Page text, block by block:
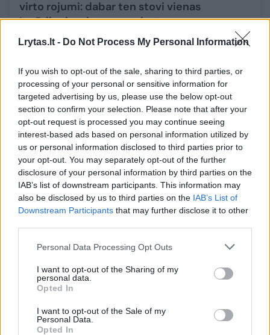
Lrytas.lt - Do Not Process My Personal Information
If you wish to opt-out of the sale, sharing to third parties, or
processing of your personal or sensitive information for
targeted advertising by us, please use the below opt-out
section to confirm your selection. Please note that after your
opt-out request is processed you may continue seeing
interest-based ads based on personal information utilized by
us or personal information disclosed to third parties prior to
your opt-out. You may separately opt-out of the further
disclosure of your personal information by third parties on the
IAB’s list of downstream participants. This information may
also be disclosed by us to third parties on the IAB’s List of
Downstream Participants that may further disclose it to other
Personal Data Processing Opt Outs
I want to opt-out of the Sharing of my
personal data.
Opted In
I want to opt-out of the Sale of my
Personal Data.
Opted In
virto rojumi: dabar ten stovi vienas
įspūdingiausių namų mieste
Būstas 2025-06-28
Kaune, ant Lampėdžių tilto, apvirto
Lietuvos diena
Papildyta